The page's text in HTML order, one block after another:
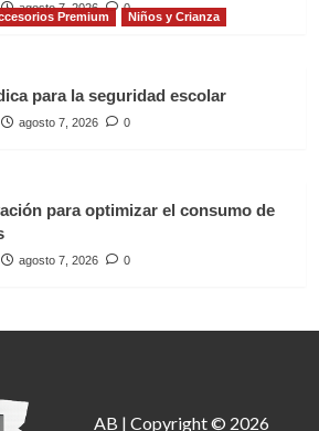
agosto 7, 2026 0
Premium
Niños y Crianza
para la seguridad escolar
agosto 7, 2026 0
para optimizar el consumo de
agosto 7, 2026 0
AB | Copyright © 2026